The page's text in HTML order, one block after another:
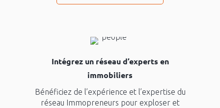
Intégrez un réseau d’experts en
immobiliers
Bénéficiez de l’expérience et l’expertise du
réseau Immopreneurs pour exploser et